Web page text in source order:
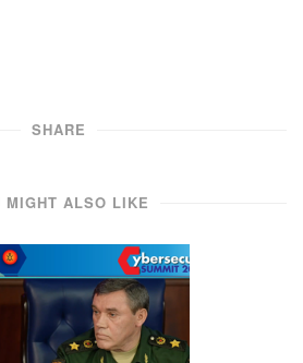
SHARE
MIGHT ALSO LIKE